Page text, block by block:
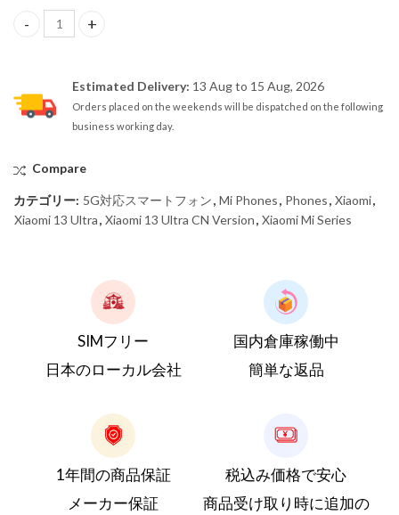
【SIMフリー】Xiaomi 13 Ultra 5G Dual Sim 16GB/512GB
Estimated Delivery: 13 Aug to 15 Aug, 2026
Orders placed on the weekends will be dispatched on the following
business working day.
Compare
カテゴリー: 5G対応スマートフォン, Mi Phones, Phones, Xiaomi,
Xiaomi 13 Ultra, Xiaomi 13 Ultra CN Version, Xiaomi Mi Series
SIMフリー
日本のローカル会社
国内倉庫稼働中
簡単な返品
1年間の商品保証
メーカー保証
税込み価格で安心
商品受け取り時に追加の